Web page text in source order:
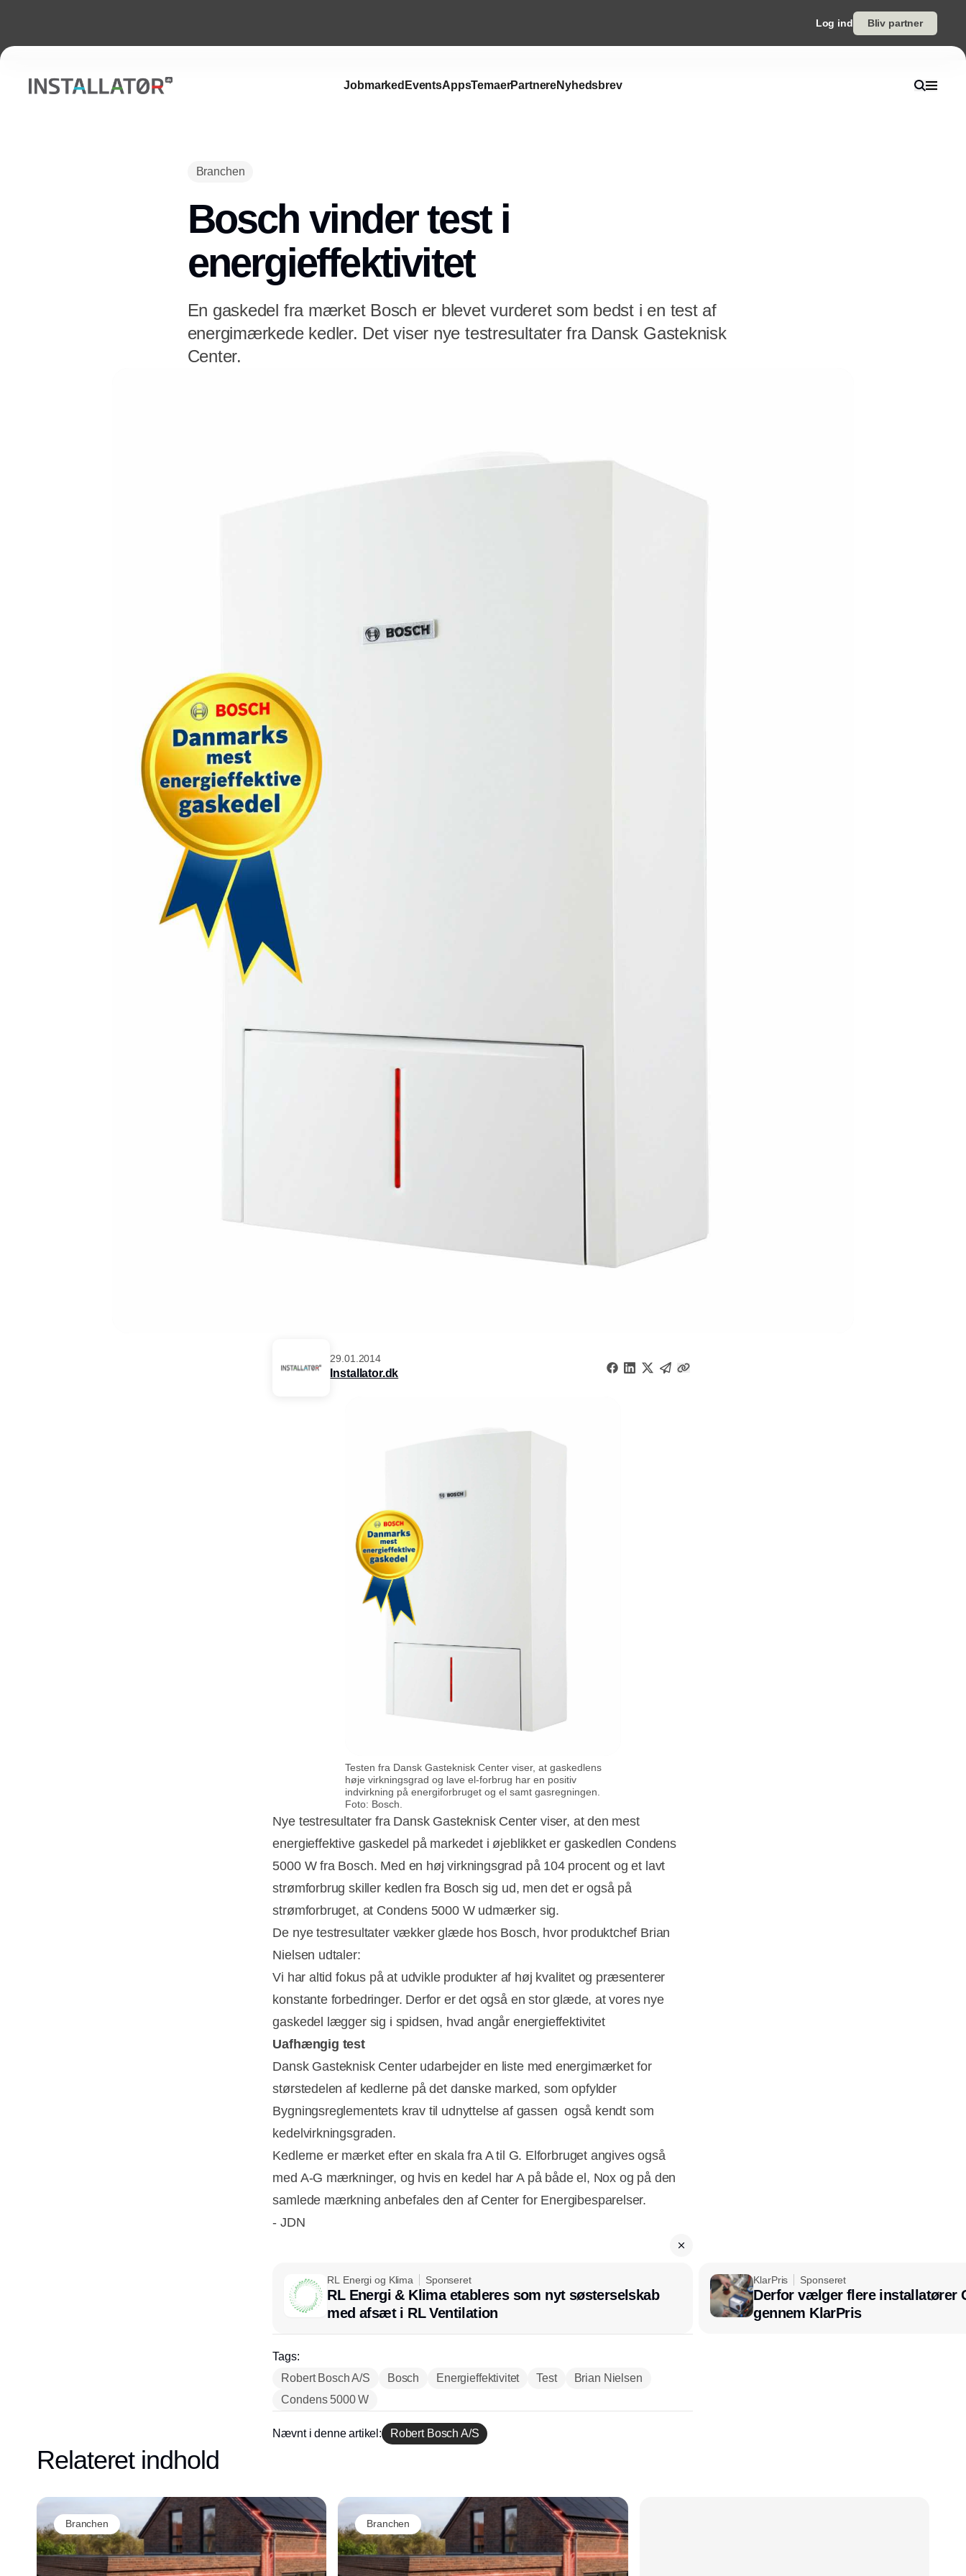
Log ind Bliv partner
Jobmarked EventsAppsTemaerPartnereNyhedsbrev
Branchen
Bosch vinder test i
energieffektivitet
En gaskedel fra mærket Bosch er blevet vurderet som bedst i en test af
energimærkede kedler. Det viser nye testresultater fra Dansk Gasteknisk
Center.
29.01.2014
Installator.dk
Testen fra Dansk Gasteknisk Center viser, at gaskedlens
høje virkningsgrad og lave el-forbrug har en positiv
indvirkning på energiforbruget og el samt gasregningen.
Foto: Bosch.
Nye testresultater fra Dansk Gasteknisk Center viser, at den mest
energieffektive gaskedel på markedet i øjeblikket er gaskedlen Condens
5000 W fra Bosch. Med en høj virkningsgrad på 104 procent og et lavt
strømforbrug skiller kedlen fra Bosch sig ud, men det er også på
strømforbruget, at Condens 5000 W udmærker sig.
De nye testresultater vækker glæde hos Bosch, hvor produktchef Brian
Nielsen udtaler:
Vi har altid fokus på at udvikle produkter af høj kvalitet og præsenterer
konstante forbedringer. Derfor er det også en stor glæde, at vores nye
gaskedel lægger sig i spidsen, hvad angår energieffektivitet
Uafhængig test
Dansk Gasteknisk Center udarbejder en liste med energimærket for
størstedelen af kedlerne på det danske marked, som opfylder
Bygningsreglementets krav til udnyttelse af gassen  også kendt som
kedelvirkningsgraden.
Kedlerne er mærket efter en skala fra A til G. Elforbruget angives også
med A-G mærkninger, og hvis en kedel har A på både el, Nox og på den
samlede mærkning anbefales den af Center for Energibesparelser.
- JDN
RL Energi og Klima Sponseret
RL Energi & Klima etableres som nyt søsterselskab
med afsæt i RL Ventilation
KlarPris Sponseret
Derfor vælger flere installatører
gennem KlarPris
Tags:
Robert Bosch A/S
Bosch Energieffektivitet Test
Brian Nielsen
Condens 5000 W
Nævnt i denne artikel: Robert Bosch A/S
Relateret indhold
Branchen Branchen